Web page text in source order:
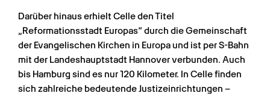
Darüber hinaus erhielt Celle den Titel
„Reformationsstadt Europas“ durch die Gemeinschaft
der Evangelischen Kirchen in Europa und ist per S-Bahn
mit der Landeshauptstadt Hannover verbunden. Auch
bis Hamburg sind es nur 120 Kilometer. In Celle finden
sich zahlreiche bedeutende Justizeinrichtungen –